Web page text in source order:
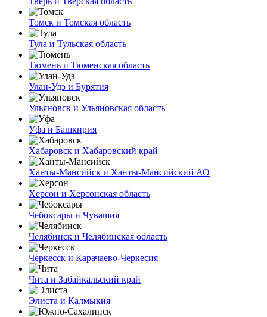
Томск и Томская область
Тула и Тульская область
Тюмень и Тюменская область
Улан-Удэ и Бурятия
Ульяновск и Ульяновская область
Уфа и Башкирия
Хабаровск и Хабаровский край
Ханты-Мансийск и Ханты-Мансийский АО
Херсон и Херсонская область
Чебоксары и Чувашия
Челябинск и Челябинская область
Черкесск и Карачаево-Черкесия
Чита и Забайкальский край
Элиста и Калмыкия